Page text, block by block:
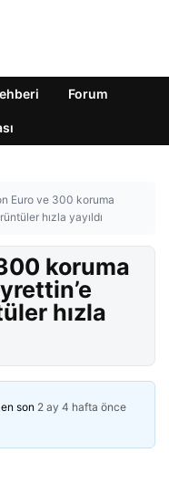
Forum
Euro ve 300 koruma
hızla yayıldı
koruma
hızla
son 2 ay 4 hafta önce